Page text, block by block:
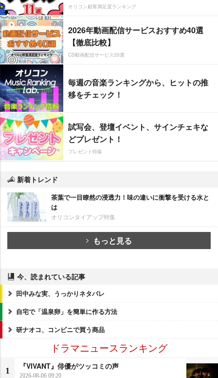
オリコン顧客満足度ランキング
2026年動画配信サービスおすすめ40選
【徹底比較】
CS動画配信サービス20選
毎週の音楽ランキングから、ヒットの推
移をチェック！
試写会、登壇イベント、サインチェキな
どプレゼント！
プレゼント特集
新着トレンド
茶葉で一目瞭然の浸透力！味の違いに衝撃を受ける水と
は
オリコンタイアップ特集
もっと見る
今、読まれている記事
田中みな実、うっかりネタバレ
自宅で「温泉卵」を簡単に作る方法
研ナオコ、コンビニで買う商品
ドラマニュースランキング
1
『VIVANT』俳優がツッコミの声
2026-08-06 09:20